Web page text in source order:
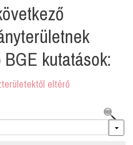
kutatások:
eltérő